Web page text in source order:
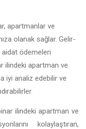
apartmanlar ve
olanak sağlar. Gelir-
aidat ödemeleri
ilindeki apartman ve
iyi analiz edebilir ve
ilindeki apartman ve
kolaylaştıran,